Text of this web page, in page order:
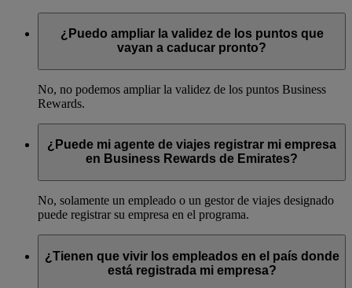
¿Puedo ampliar la validez de los puntos que
vayan a caducar pronto?
No, no podemos ampliar la validez de los puntos Business
Rewards.
¿Puede mi agente de viajes registrar mi empresa
en Business Rewards de Emirates?
No, solamente un empleado o un gestor de viajes designado
puede registrar su empresa en el programa.
¿Tienen que vivir los empleados en el país donde
está registrada mi empresa?